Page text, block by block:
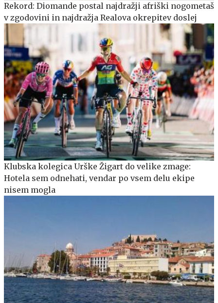
Rekord: Diomande postal najdražji afriški nogometaš
v zgodovini in najdražja Realova okrepitev doslej
Klubska kolegica Urške Žigart do velike zmage:
Hotela sem odnehati, vendar po vsem delu ekipe
nisem mogla